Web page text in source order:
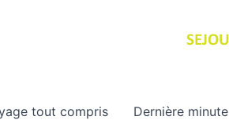
tout compris Dernière minute